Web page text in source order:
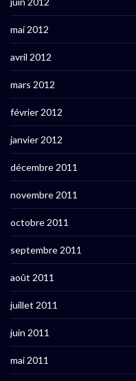
mai 2012
avril 2012
mars 2012
février 2012
janvier 2012
décembre 2011
novembre 2011
octobre 2011
septembre 2011
août 2011
juillet 2011
juin 2011
mai 2011